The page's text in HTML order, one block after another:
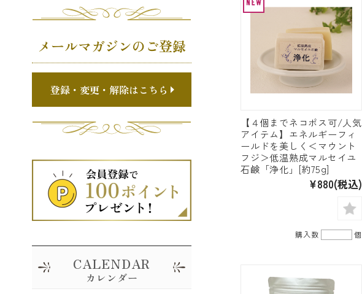
【４個までネコポス可/人気
アイテム】エネルギーフィ
ールドを美しく＜マウント
フジ＞低温熟成マルセイユ
石鹸「浄化」[約75g]
¥880(税込)
購入数 個
メールマガジンのご登録
登録・変更・解除はこちら